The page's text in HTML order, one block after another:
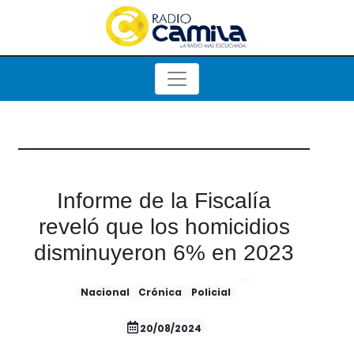
Informe de la Fiscalía
reveló que los homicidios
disminuyeron 6% en 2023
Nacional Crónica Policial
20/08/2024